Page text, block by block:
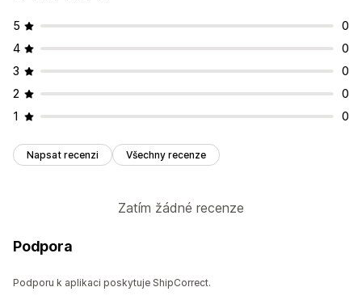
5
0
4
0
3
0
2
0
1
0
Napsat recenzi Všechny recenze
Zatím žádné recenze
Podpora
Podporu k aplikaci poskytuje ShipCorrect.